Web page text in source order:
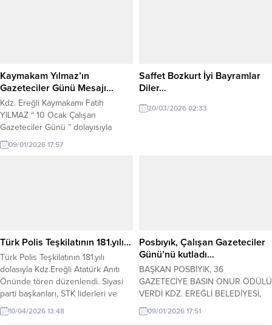
Halk Partisi (CHP) Grubu Belediye
Meclis...
Kaymakam Yılmaz’ın
Gazeteciler Günü Mesajı…
Kdz. Ereğli Kaymakamı Fatih
YILMAZ “ 10 Ocak Çalışan
Gazeteciler Günü ” dolayısıyla
mesaj yayınladı. Kaymakam
Yılmaz’ın mesajı şu şekilde:
10 Ocak Çalışan Gazeteciler
Günü’nü en...
09/01/2026 17:57
Saffet Bozkurt İyi Bayramlar
Diler…
20/03/2026 02:33
Türk Polis Teşkilatının 181.yılı…
Türk Polis Teşkilatının 181.yılı
dolasıyla Kdz.Ereğli Atatürk Anıtı
Önünde tören düzenlendi. Siyasi
parti başkanları, STK liderleri ve
basın mensuplarının katılımıyla
gerçekleşen törende Kdz.Ereğli
10/04/2026 13:48
Posbıyık, Çalışan Gazeteciler
Günü’nü kutladı…
BAŞKAN POSBIYIK, 36
GAZETECİYE BASIN ONUR ÖDÜLÜ
VERDİ KDZ. EREĞLİ BELEDİYESİ,
ÇALIŞAN GAZETECİLER GÜNÜ’NÜ
KUTLADI Kdz. Ereğli Belediye
09/01/2026 17:51